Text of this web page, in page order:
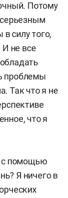
Потому
серьезным
силу того,
И не все
проблемы
Так что я не
что я
с помощью
Я ничего в